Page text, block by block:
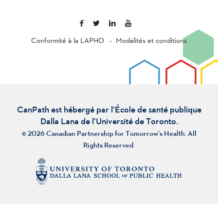
Conformité à la LAPHO Modalités et conditions
CanPath est hébergé par l’École de santé publique
Dalla Lana de l’Université de Toronto.
© 2026 Canadian Partnership for Tomorrow’s Health. All
Rights Reserved.